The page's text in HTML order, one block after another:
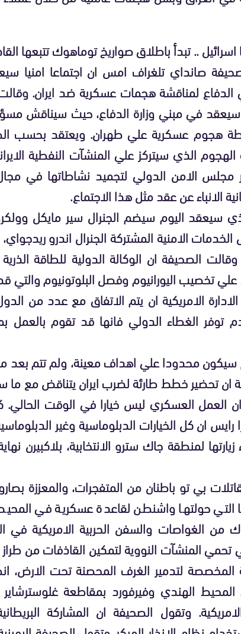
.. تبدأ باطلاق صواريخ توماهوك تتبعها
صانداي تلغراف امس ان اجتماعا امنيا
لمناقشة هجمات عسكرية ضد ايران. وقالت
في مبني وزارة الدفاع، حيث سيناقش
هجوم عسكرية علي طهران. ويعتقد بحسب
الذي سيتركز علي المنشآت النفطية
مجلس الامن الدولي لتجميد نشاطاتها في
الانباء عن عقد مثل هذا الاجتماع.
سيعقد اليوم سيضم الجنرال سير مايكل
الامنية المشتركة الجنرال اندرو
الصحيفة ان الوكالة الدولية للطاقة
علي تخصيب اليورانيوم وفصل البلوتونيوم
الامريكية ان يتم الاتفاق مع عدد من
توفر الغطاء الدولي فانها قد تقوم بالعمل
محدودا علي اهداف معينة، ولم تتم بعد
ان تحضير خطط طارئة لضرب ايران يتناقض مع
ان العمل العسكري ليس خيارا في الوقت
رايس ان كل الخيارات الدبلوماسية وغير
لمنطقة جاك سترو الانتخابية، بلاكبيرن
بي تو باطنان من المتفجرات، والمعززة
التي حولتها واشنطن لقاعدة عسكرية في
من الغواصات والسفن الحربية الامريكية في
تحمي المنشآت النووية لتمكين القاذفات من
المخصصة لتدمير الغرف المحصنة تحت الارض،
الهندي وفيرفورد بمقاطعة غلوسترشاير
وتقول الصحيفة ان المشاركة